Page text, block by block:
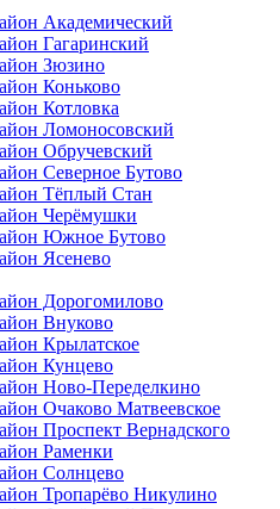
Академический
Гагаринский
Зюзино
Коньково
Котловка
Ломоносовский
Обручевский
Северное Бутово
Тёплый Стан
Черёмушки
Южное Бутово
Ясенево
Дорогомилово
Внуково
Крылатское
Кунцево
Ново-Переделкино
Очаково Матвеевское
Проспект Вернадского
Раменки
Солнцево
Тропарёво Никулино